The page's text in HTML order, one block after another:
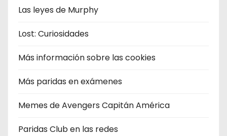
Las leyes de Murphy
Lost: Curiosidades
Más información sobre las cookies
Más paridas en exámenes
Memes de Avengers Capitán América
Paridas Club en las redes